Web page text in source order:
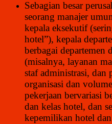
Sebagian besar
seorang manajer
kepala eksekutif
hotel”), kepala
berbagai departemen
(misalnya, layanan
staf administrasi, dan
organisasi dan
pekerjaan bervariasi
dan kelas hotel, dan
kepemilikan hotel